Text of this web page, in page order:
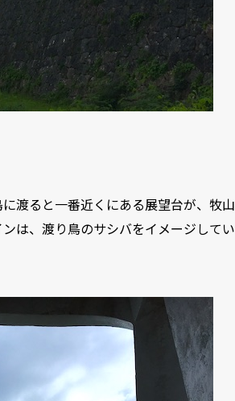
渡ると一番近くにある展望台が、牧山
は、渡り鳥のサシバをイメージしてい